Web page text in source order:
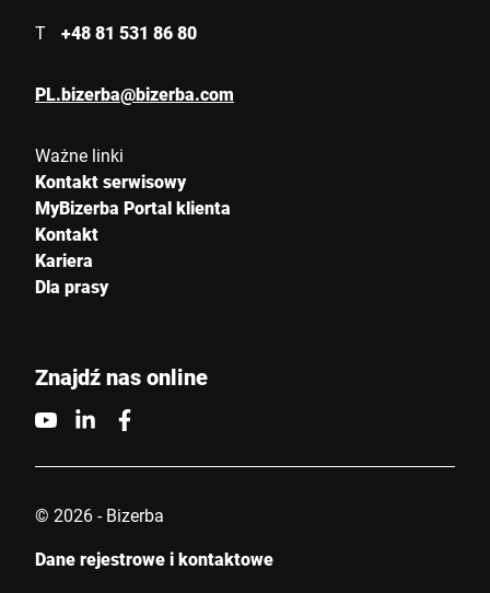
T +48 81 531 86 80
PL.bizerba@bizerba.com
Ważne linki
Kontakt serwisowy
MyBizerba Portal klienta
Kontakt
Kariera
Dla prasy
Znajdź nas online
© 2026 - Bizerba
Dane rejestrowe i kontaktowe